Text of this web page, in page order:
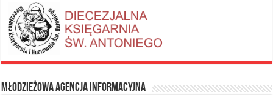
Młodzieżowa Agencja Informacyjna